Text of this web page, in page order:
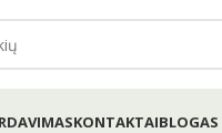
KONTAKTAIBLOGAS